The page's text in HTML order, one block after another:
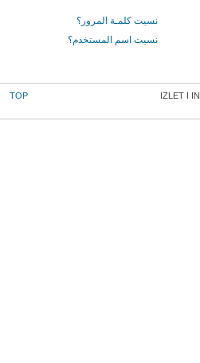
نسيت كلمـة المرور؟
نسيت اسم المستخدم؟
IZLET I
TOP